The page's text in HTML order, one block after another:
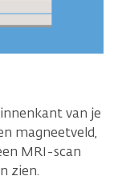
van je
magneetveld,
MRI-scan
zien.